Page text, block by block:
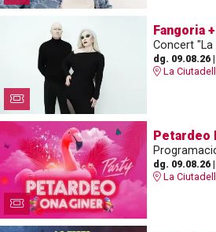
Fangoria
Concert
dg. 09.08.26|
La
Petardeo
dg. 09.08.26|
La